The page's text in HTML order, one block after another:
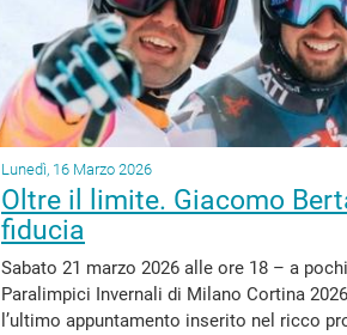
Lunedì, 16 Marzo 2026
Oltre il limite. Giacomo
fiducia
Sabato 21 marzo 2026 alle ore 18 – a
Paralimpici Invernali di Milano Cortina
l’ultimo appuntamento inserito nel ricco